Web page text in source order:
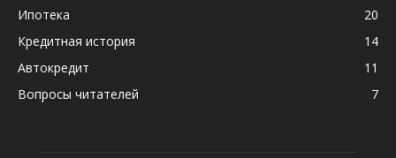
Ипотека
20
Кредитная история
14
Автокредит
11
Вопросы читателей
7